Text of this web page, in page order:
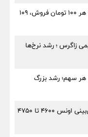
زیان ۲۲.۵ همتی ایران‌خودرو در سه ماه؛ هر ۱۰۰ تومان فروش، ۱۰۹
زاگرس ؛ رشد نرخ‌ها
فقط ۱۰ ریال برای هر سهم؛ رشد بزرگ
قیمت طلا دوباره منفجر می‌شود؟ | پیش‌بینی اونس ۴۶۰۰ تا ۴۷۵۰